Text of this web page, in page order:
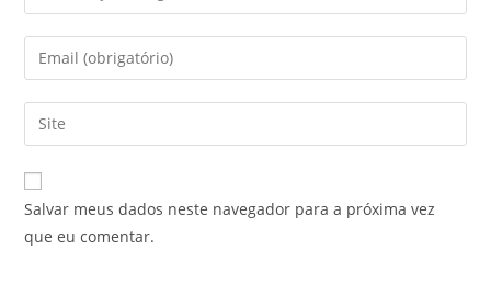
Salvar meus dados neste navegador para a próxima vez
que eu comentar.